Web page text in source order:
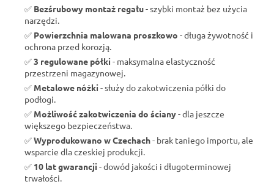
✅ Bezśrubowy montaż regału- szybki montaż bez użycia
narzędzi.
✅ Powierzchnia malowana proszkowo - długa żywotność i
ochrona przed korozją.
✅3 regulowane półki - maksymalna elastyczność
przestrzeni magazynowej.
✅ Metalowe nóżki - służy do zakotwiczenia półki do
podłogi.
✅ Możliwość zakotwiczenia do ściany- dla jeszcze
większego bezpieczeństwa.
✅Wyprodukowano w Czechach- brak taniego importu, ale
wsparcie dla czeskiej produkcji.
✅ 10 lat gwarancji - dowód jakości i długoterminowej
trwałości.